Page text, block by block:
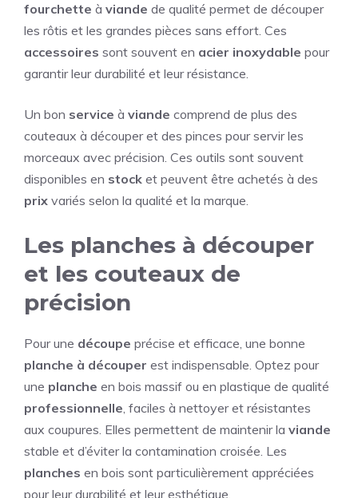
fourchette à viande de qualité permet de découper
les rôtis et les grandes pièces sans effort. Ces
accessoires sont souvent en acier inoxydable pour
garantir leur durabilité et leur résistance.
Un bon service à viande comprend de plus des
couteaux à découper et des pinces pour servir les
morceaux avec précision. Ces outils sont souvent
disponibles en stock et peuvent être achetés à des
prix variés selon la qualité et la marque.
Les planches à découper
et les couteaux de
précision
Pour une découpe précise et efficace, une bonne
planche à découper est indispensable. Optez pour
une planche en bois massif ou en plastique de qualité
professionnelle, faciles à nettoyer et résistantes
aux coupures. Elles permettent de maintenir la viande
stable et d’éviter la contamination croisée. Les
planches en bois sont particulièrement appréciées
pour leur durabilité et leur esthétique.